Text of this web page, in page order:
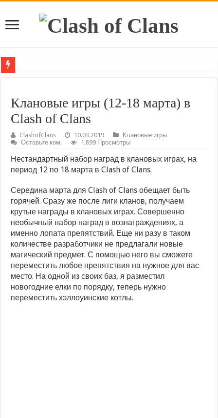
ДС 10 или Дом строителя 10 в Clash of Clans!
Изменение в магазине торговца за медали рейда
Обновление Деревни Строителя 2.0 в Clash of Clans — новости
Взломка Clash of Clans с ТХ 15 (Нулс Клеш 15.0.2)
Точная дата обновления Clash of Clans с ТХ 15 (10 ноября 2022)
Электротитанида – новый воин в Clash of Clans с ТХ 15
Боевой бур – новая осадная машина в Clash of Clans
Клановые игры (12-18 марта) в
Clash of Clans
ClashofClans 10.03.2019
Клановые игры
Оставьте ком.
1,899 Просмотры
Нестандартный набор наград в клановых играх, на
период 12 по 18 марта в Clash of Clans.
Середина марта для Clash of Clans обещает быть
горячей. Сразу же после лиги кланов, получаем
крутые награды в клановых играх. Совершенно
необычный набор наград в вознаграждениях, а
именно лопата препятствий. Еще ни разу в таком
количестве разработчики не предлагали новые
магический предмет. С помощью него вы сможете
переместить любое препятствия на нужное для вас
место. На одной из своих баз, я разместил
новогодние елки по порядку, теперь нужно
переместить хэллоуинские котлы.